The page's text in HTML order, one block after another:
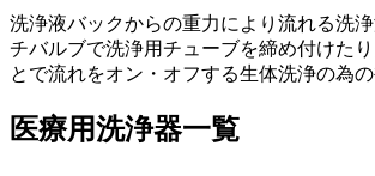
洗浄液バックからの重力により流れる洗
チバルブで洗浄用チューブを締め付けた
とで流れをオン・オフする生体洗浄の為の
医療用洗浄器一覧